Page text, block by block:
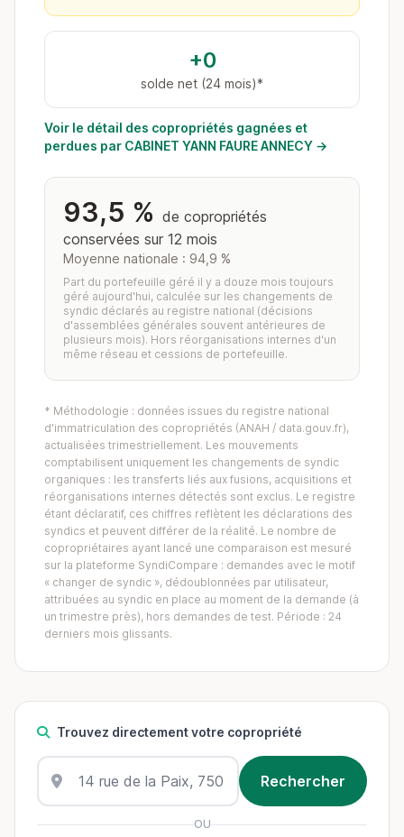
+0
solde net (24 mois)*
Voir le détail des copropriétés gagnées et
perdues par CABINET YANN FAURE ANNECY →
93,5 % de copropriétés
conservées sur 12 mois
Moyenne nationale : 94,9 %
Part du portefeuille géré il y a douze mois toujours
géré aujourd'hui, calculée sur les changements de
syndic déclarés au registre national (décisions
d'assemblées générales souvent antérieures de
plusieurs mois). Hors réorganisations internes d'un
même réseau et cessions de portefeuille.
* Méthodologie : données issues du registre national
d'immatriculation des copropriétés (ANAH / data.gouv.fr),
actualisées trimestriellement. Les mouvements
comptabilisent uniquement les changements de syndic
organiques : les transferts liés aux fusions, acquisitions et
réorganisations internes détectés sont exclus. Le registre
étant déclaratif, ces chiffres reflètent les déclarations des
syndics et peuvent différer de la réalité. Le nombre de
copropriétaires ayant lancé une comparaison est mesuré
sur la plateforme SyndiCompare : demandes avec le motif
« changer de syndic », dédoublonnées par utilisateur,
attribuées au syndic en place au moment de la demande (à
un trimestre près), hors demandes de test. Période : 24
derniers mois glissants.
Trouvez directement votre copropriété
OU